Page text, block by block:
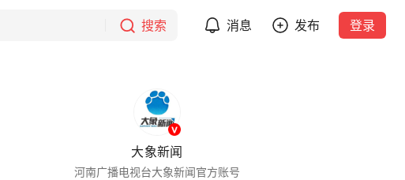
搜索 消息 发布 登录
大象新闻
河南广播电视台大象新闻官方账号